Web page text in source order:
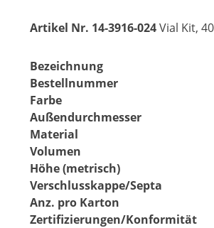
Artikel Nr. 14-3916-024Vial Kit,
Bezeichnung
Bestellnummer
Farbe
Außendurchmesser
Material
Volumen
Höhe (metrisch)
Verschlusskappe/Septa
Anz. pro Karton
Zertifizierungen/Konformität